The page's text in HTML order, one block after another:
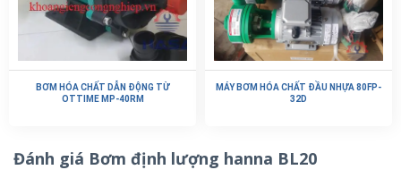
BƠM HÓA CHẤT DẪN ĐỘNG TỪ
OTTIME MP-40RM
MÁY BƠM HÓA CHẤT ĐẦU NHỰA 80FP-
32D
Đánh giá Bơm định lượng hanna BL20